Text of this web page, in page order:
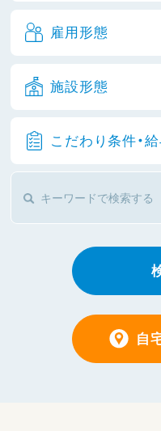
雇用形態
施設形態
こだわり条件・
自